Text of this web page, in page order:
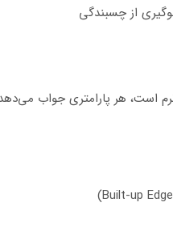
از چسبندگی
است، هر پارامتری جواب